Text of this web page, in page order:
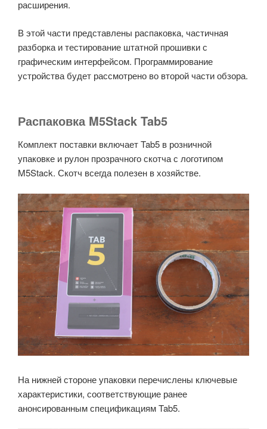
расширения.
В этой части представлены распаковка, частичная
разборка и тестирование штатной прошивки с
графическим интерфейсом. Программирование
устройства будет рассмотрено во второй части обзора.
Распаковка M5Stack Tab5
Комплект поставки включает Tab5 в розничной
упаковке и рулон прозрачного скотча с логотипом
M5Stack. Скотч всегда полезен в хозяйстве.
На нижней стороне упаковки перечислены ключевые
характеристики, соответствующие ранее
анонсированным спецификациям Tab5.